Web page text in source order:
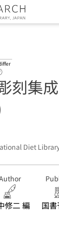
刻集
Diet
修二 編 国